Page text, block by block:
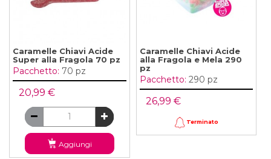
Caramelle Chiavi Acide
Super alla Fragola 70 pz
Pacchetto: 70 pz
20,99 €
Aggiungi
Caramelle Chiavi Acide
alla Fragola e Mela 290
pz
Pacchetto: 290 pz
26,99 €
Terminato